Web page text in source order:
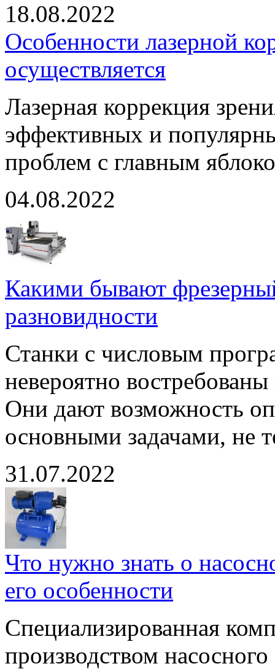
18.08.2022
Особенности лазерной
осуществляется
Лазерная коррекция
эффективных и
проблем с главным
04.08.2022
Какими бывают
разновидности
Станки с числовым
невероятно
Они дают возможность
основными задачами, не
31.07.2022
Что нужно знать о
его особенности
Специализированная
производством